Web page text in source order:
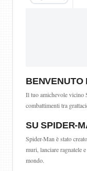
BENVENUTO
Il tuo amichevole vicino
combattimenti tra
SU SPIDER-
Spider-Man è stato
muri, lanciare ragnatele
mondo.